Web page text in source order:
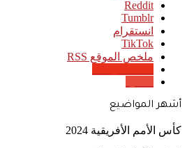
انستقرام
‫TikTok
ملخص الموقع RSS
أشهر المواضيع
كأس الأمم الأفريقية 2024